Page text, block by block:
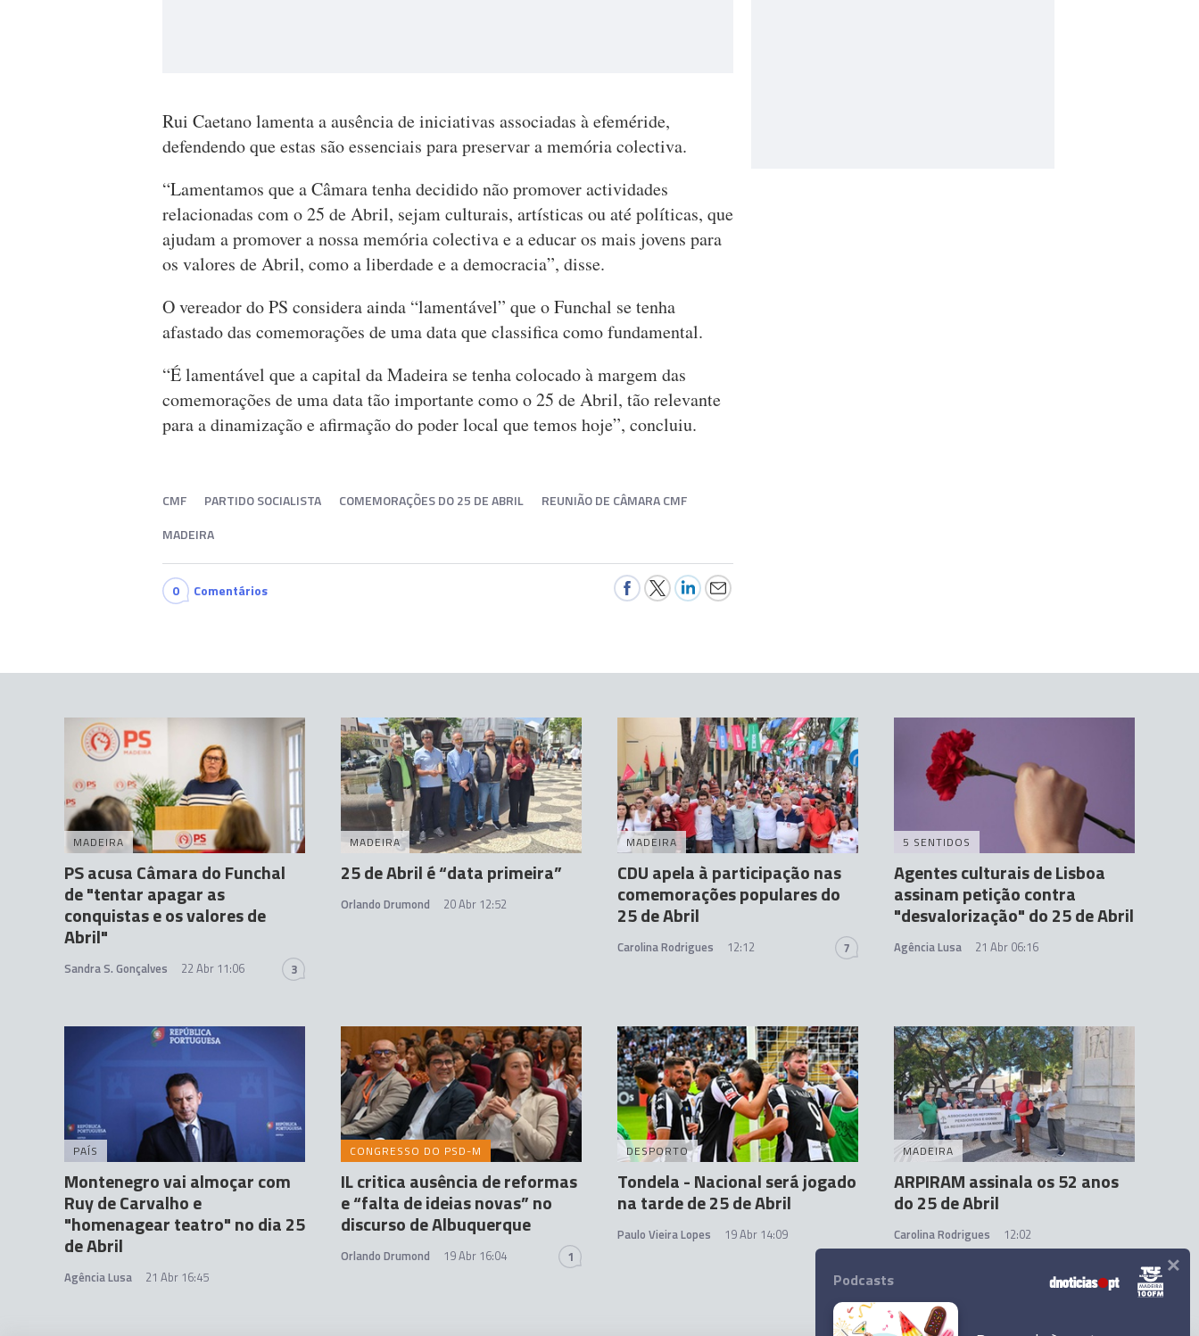
Rui Caetano lamenta a ausência de iniciativas associadas à efeméride,
defendendo que estas são essenciais para preservar a memória colectiva.
“Lamentamos que a Câmara tenha decidido não promover actividades
relacionadas com o 25 de Abril, sejam culturais, artísticas ou até políticas, que
ajudam a promover a nossa memória colectiva e a educar os mais jovens para
os valores de Abril, como a liberdade e a democracia”, disse.
O vereador do PS considera ainda “lamentável” que o Funchal se tenha
afastado das comemorações de uma data que classifica como fundamental.
“É lamentável que a capital da Madeira se tenha colocado à margem das
comemorações de uma data tão importante como o 25 de Abril, tão relevante
para a dinamização e afirmação do poder local que temos hoje”, concluiu.
CMF PARTIDO SOCIALISTA COMEMORAÇÕES DO 25 DE ABRIL
REUNIÃO DE CÂMARA CMF
MADEIRA
0 Comentários
MADEIRA
PS acusa Câmara do Funchal
de "tentar apagar as
conquistas e os valores de
Abril"
Sandra S. Gonçalves 22 Abr 11:06 3
MADEIRA
25 de Abril é “data primeira”
Orlando Drumond 20 Abr 12:52
MADEIRA
CDU apela à participação nas
comemorações populares do
25 de Abril
Carolina Rodrigues 12:12 7
5 SENTIDOS
Agentes culturais de Lisboa
assinam petição contra
"desvalorização" do 25 de Abril
Agência Lusa 21 Abr 06:16
PAÍS
Montenegro vai almoçar com
Ruy de Carvalho e
"homenagear teatro" no dia 25
de Abril
Agência Lusa 21 Abr 16:45
CONGRESSO DO PSD-M
IL critica ausência de reformas
e “falta de ideias novas” no
discurso de Albuquerque
Orlando Drumond 19 Abr 16:04 1
DESPORTO
Tondela - Nacional será jogado
na tarde de 25 de Abril
Paulo Vieira Lopes 19 Abr 14:09
MADEIRA
ARPIRAM assinala os 52 anos
do 25 de Abril
Carolina Rodrigues 12:02
Podcasts ×